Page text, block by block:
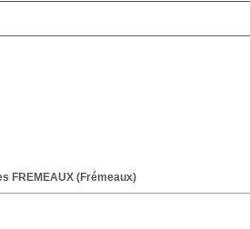
FREMEAUX (Frémeaux)